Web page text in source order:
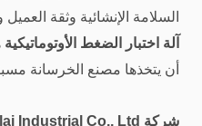
السلامة الإنشائية وثقة
آلة اختبار الضغط الأوتوماتيكية
أن يتخذها مصنع الخرسانة
شركة Henan Kelai Industrial Co., Ltd.